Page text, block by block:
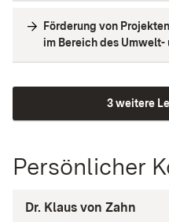
Förderung von
im Bereich des
3 weitere
Persönlicher
Dr. Klaus von Zahn